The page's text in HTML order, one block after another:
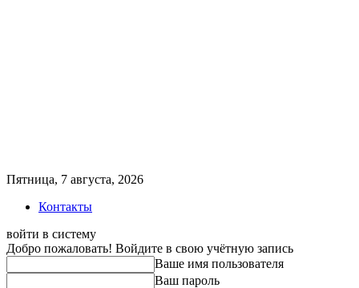
Пятница, 7 августа, 2026
Контакты
войти в систему
Добро пожаловать! Войдите в свою учётную запись
Ваше имя пользователя
Ваш пароль